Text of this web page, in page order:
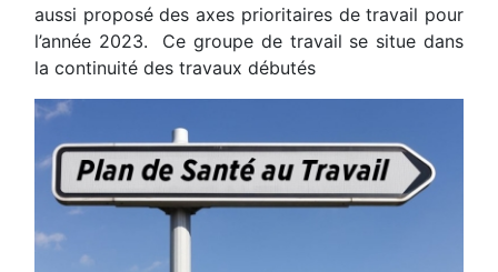
aussi proposé des axes prioritaires de travail pour
l’année 2023. Ce groupe de travail se situe dans
la continuité des travaux débutés